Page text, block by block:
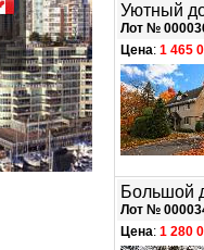
Уютный
Лот №
Цена: 1 465
Большой
Лот №
Цена: 1 280